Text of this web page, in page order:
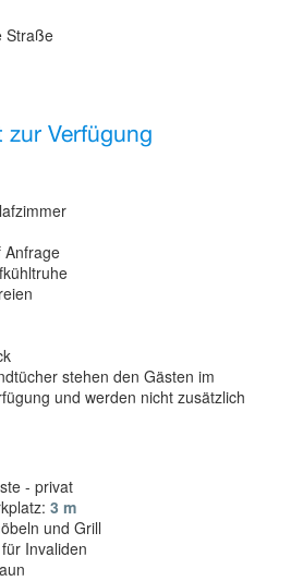
Straße
Verfügung
Anfrage
stehen den Gästen im
und werden nicht zusätzlich
- privat
3 m
und Grill
Invaliden